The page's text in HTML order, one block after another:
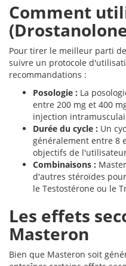
Comment
Pour tirer le meilleur parti
suivre un protocole
recommandations :
Posologie : La
entre 200 mg et 400
injection
Durée du cycle : Un
généralement entre 8
objectifs de
Combinaisons :
d'autres stéroïdes
le Testostérone ou le
Les effets
Masteron
Bien que Masteron soit